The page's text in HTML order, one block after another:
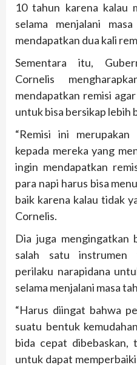
10 tahun karena kalau
selama menjalani
mendapatkan dua kali
Sementara itu,
Cornelis
mendapatkan remisi
untuk bisa bersikap lebih
“Remisi ini
kepada mereka yang
ingin mendapatkan
para napi harus bisa
baik karena kalau tidak
Cornelis.
Dia juga mengingatkan
salah satu instrumen
perilaku narapidana
selama menjalani masa
“Harus diingat bahwa
suatu bentuk
bida cepat dibebaskan,
untuk dapat